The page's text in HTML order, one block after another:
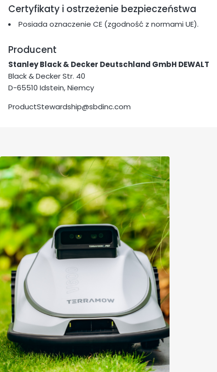
Certyfikaty i ostrzeżenie bezpieczeństwa
Posiada oznaczenie CE (zgodność z normami UE).
Producent
Stanley Black & Decker Deutschland GmbH DEWALT
Black & Decker Str. 40
D-65510 Idstein, Niemcy
ProductStewardship@sbdinc.com